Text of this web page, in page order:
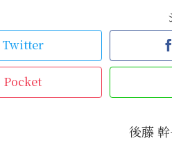
Twitter
Pocket
後藤